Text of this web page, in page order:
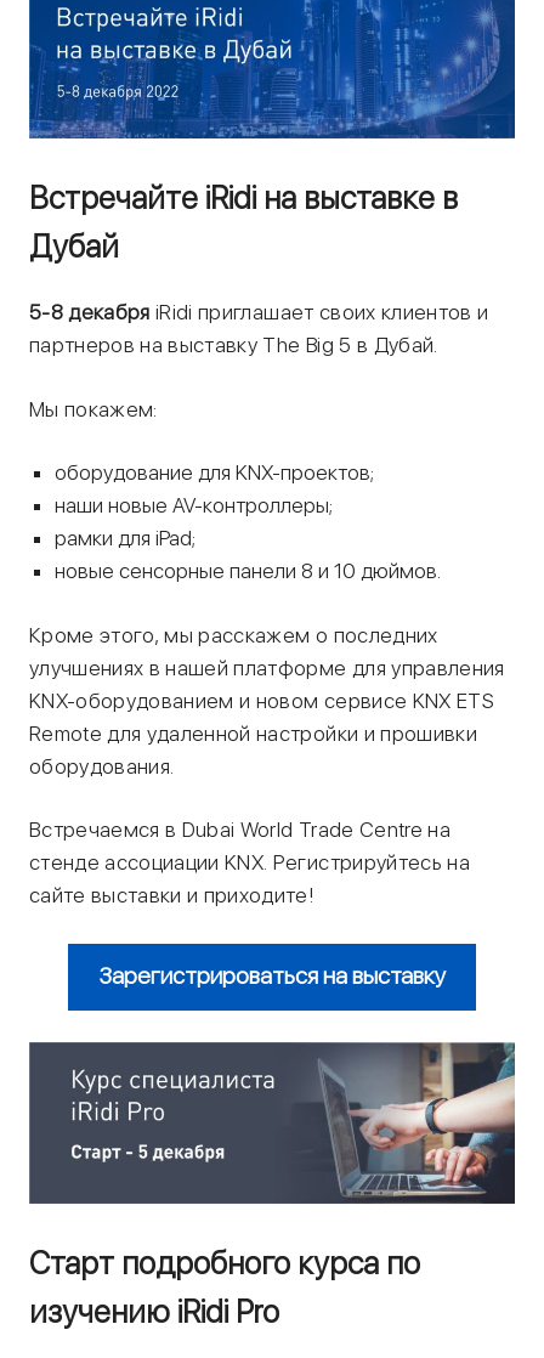
Встречайте iRidi на выставке в
Дубай
5-8 декабряiRidi приглашает своих клиентов и
партнеров на выставку The Big 5 в Дубай.
Мы покажем:
оборудование для KNX-проектов;
наши новые AV-контроллеры;
рамки для iPad;
новые сенсорные панели 8 и 10 дюймов.
Кроме этого, мы расскажем о последних
улучшениях в нашей платформе для управления
KNX-оборудованием и новом сервисе KNX ETS
Remote для удаленной настройки и прошивки
оборудования.
Встречаемся в Dubai World Trade Centre на
стенде ассоциации KNX. Регистрируйтесь на
сайте выставки и приходите!
Зарегистрироваться на выставку
Старт подробного курса по
изучению iRidi Pro